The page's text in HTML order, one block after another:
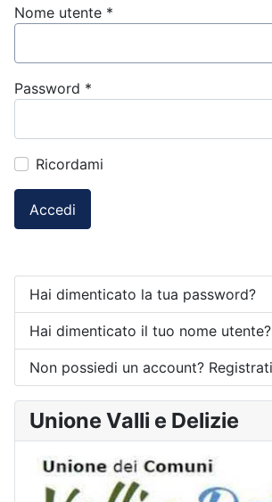
Nome utente *
Password *
Ricordami
Accedi
Hai dimenticato la tua password?
Hai dimenticato il tuo nome utente?
Non possiedi un account? Registrati
Unione Valli e Delizie